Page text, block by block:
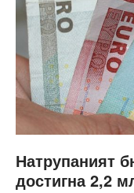
Натрупаният
достигна 2,2